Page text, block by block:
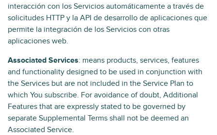
interacción con los Servicios automáticamente a través de
solicitudes HTTP y la API de desarrollo de aplicaciones que
permite la integración de los Servicios con otras
aplicaciones web.
Associated Services: means products, services, features
and functionality designed to be used in conjunction with
the Services but are not included in the Service Plan to
which You subscribe. For avoidance of doubt, Additional
Features that are expressly stated to be governed by
separate Supplemental Terms shall not be deemed an
Associated Service.